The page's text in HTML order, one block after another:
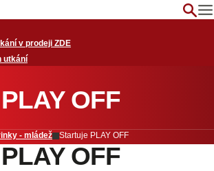
v prodeji ZDE
utkání
OFF
- mládež Startuje PLAY OFF
OFF